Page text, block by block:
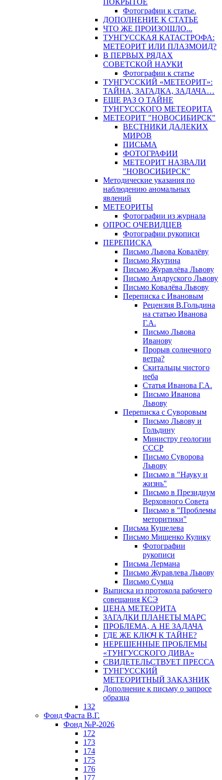
ПОКРЫТОЕ
Фотографии к статье.
ДОПОЛНЕНИЕ К СТАТЬЕ
ЧТО ЖЕ ПРОИЗОШЛО...
ТУНГУССКАЯ КАТАСТРОФА:
МЕТЕОРИТ ИЛИ ПЛАЗМОИД?
В ПЕРВЫХ РЯДАХ
СОВЕТСКОЙ НАУКИ
Фотографии к статье
ТУНГУССКИЙ «МЕТЕОРИТ»:
ТАЙНА, ЗАГАДКА, ЗАДАЧА…
ЕЩЕ РАЗ О ТАЙНЕ
ТУНГУССКОГО МЕТЕОРИТА
МЕТЕОРИТ "НОВОСИБИРСК"
ВЕСТНИКИ ДАЛЕКИХ
МИРОВ
ПИСЬМА
ФОТОГРАФИИ
МЕТЕОРИТ НАЗВАЛИ
"НОВОСИБИРСК"
Методические указания по
наблюдению аномальных
явлений
МЕТЕОРИТЫ
Фотографии из журнала
ОПРОС ОЧЕВИДЦЕВ
Фотографии рукописи
ПЕРЕПИСКА
Письмо Львова Ковалёву
Письмо Якутина
Письмо Журавлёва Львову
Письмо Андруского Львову
Письмо Ковалёва Львову
Переписка с Ивановым
Рецензия В.Гольдина
на статью Иванова
Г.А.
Письмо Львова
Иванову
Прорыв солнечного
ветра?
Скитальцы чистого
неба
Статья Иванова Г.А.
Письмо Иванова
Львову
Переписка с Суворовым
Письмо Львову и
Гольдину
Министру геологии
СССР
Письмо Суворова
Львову
Письмо в "Науку и
жизнь"
Письмо в Президиум
Верховного Совета
Письмо в "Проблемы
меторитики"
Письма Кушелева
Письмо Мищенко Кулику
Фотографии
рукописи
Письма Лермана
Письмо Журавлева Львову
Письмо Сумца
Выписка из протокола рабочего
совещания КСЭ
ЦЕНА МЕТЕОРИТА
ЗАГАДКИ ПЛАНЕТЫ МАРС
ПРОБЛЕМА, А НЕ ЗАДАЧА
ГДЕ ЖЕ КЛЮЧ К ТАЙНЕ?
НЕРЕШЕННЫЕ ПРОБЛЕМЫ
«ТУНГУССКОГО ДИВА»
СВИДЕТЕЛЬСТВУЕТ ПРЕССА
ТУНГУССКИЙ
МЕТЕОРИТНЫЙ ЗАКАЗНИК
Дополнение к письму о запросе
образца
132
Фонд Фаста В.Г.
Фонд №Р-2026
172
173
174
175
176
177